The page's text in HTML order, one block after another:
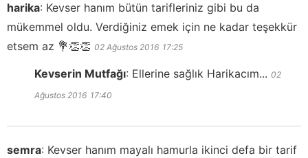
harika: Kevser hanım bütün tarifleriniz gibi bu da
mükemmel oldu. Verdiğiniz emek için ne kadar teşekkür
etsem az 💐👏👏 02 Ağustos 2016 17:25
Kevserin Mutfağı: Ellerine sağlık Harikacım... 02
Ağustos 2016 17:40
semra: Kevser hanım mayalı hamurla ikinci defa bir tarif